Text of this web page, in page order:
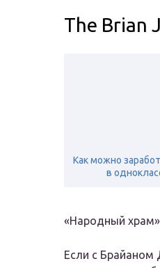
The Brian
Как можно
в
«Народный
Если с Брайаном